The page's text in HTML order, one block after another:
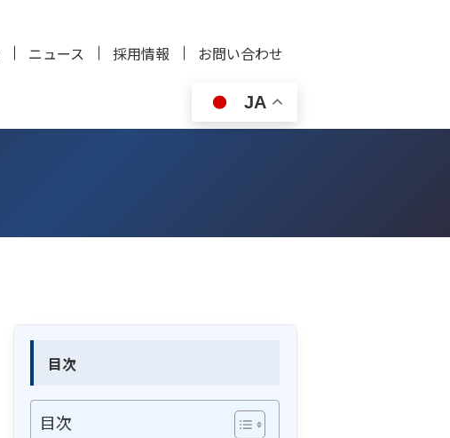
ニュース 採用情報 お問い合わせ
JA
目次
目次